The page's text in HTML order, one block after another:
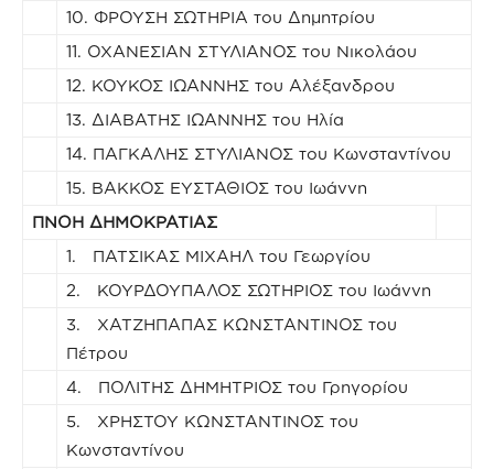
10. ΦΡΟΥΣΗ ΣΩΤΗΡΙΑ του Δημητρίου
11. ΟΧΑΝΕΣΙΑΝ ΣΤΥΛΙΑΝΟΣ του Νικολάου
12. ΚΟΥΚΟΣ ΙΩΑΝΝΗΣ του Αλέξανδρου
13. ΔΙΑΒΑΤΗΣ ΙΩΑΝΝΗΣ του Ηλία
14. ΠΑΓΚΑΛΗΣ ΣΤΥΛΙΑΝΟΣ του Κωνσταντίνου
15. ΒΑΚΚΟΣ ΕΥΣΤΑΘΙΟΣ του Ιωάννη
ΠΝΟΗ ΔΗΜΟΚΡΑΤΙΑΣ
1. ΠΑΤΣΙΚΑΣ ΜΙΧΑΗΛ του Γεωργίου
2. ΚΟΥΡΔΟΥΠΑΛΟΣ ΣΩΤΗΡΙΟΣ του Ιωάννη
3. ΧΑΤΖΗΠΑΠΑΣ ΚΩΝΣΤΑΝΤΙΝΟΣ του
Πέτρου
4. ΠΟΛΙΤΗΣ ΔΗΜΗΤΡΙΟΣ του Γρηγορίου
5. ΧΡΗΣΤΟΥ ΚΩΝΣΤΑΝΤΙΝΟΣ του
Κωνσταντίνου